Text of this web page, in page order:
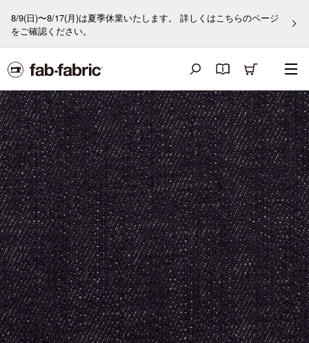
8/9(日)〜8/17(月)は夏季休業いたします。 詳しくはこちらのページ
をご確認ください。